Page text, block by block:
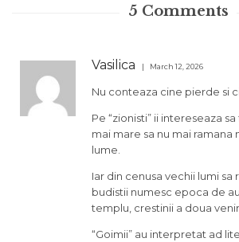
5 Comments
Vasilica March 12, 2026
Nu conteaza cine pierde si
Pe “zionisti” ii intereseaza
mai mare sa nu mai ramana
lume.
Iar din cenusa vechii lumi sa
budistii numesc epoca de
templu, crestinii a doua
“Goimii” au interpretat ad